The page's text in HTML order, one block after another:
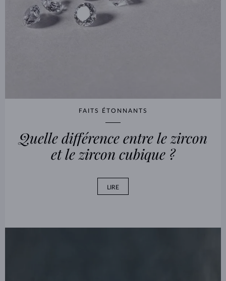
FAITS ÉTONNANTS
Quelle différence entre le zircon
et le zircon cubique ?
LIRE